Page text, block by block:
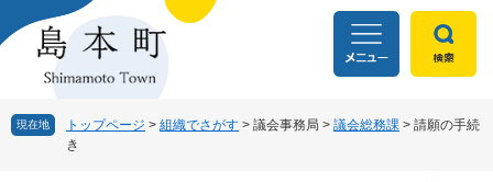
ー
ニ
現在地 トップページ > 組織でさがす > 議会事務局 > 議会総務課 > 請願の手続
き